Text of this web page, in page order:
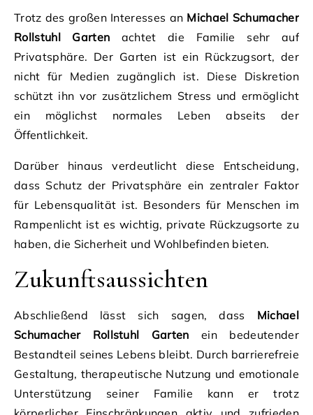
Trotz des großen Interesses an Michael Schumacher
Rollstuhl Garten achtet die Familie sehr auf
Privatsphäre. Der Garten ist ein Rückzugsort, der
nicht für Medien zugänglich ist. Diese Diskretion
schützt ihn vor zusätzlichem Stress und ermöglicht
ein möglichst normales Leben abseits der
Öffentlichkeit.
Darüber hinaus verdeutlicht diese Entscheidung,
dass Schutz der Privatsphäre ein zentraler Faktor
für Lebensqualität ist. Besonders für Menschen im
Rampenlicht ist es wichtig, private Rückzugsorte zu
haben, die Sicherheit und Wohlbefinden bieten.
Zukunftsaussichten
Abschließend lässt sich sagen, dass Michael
Schumacher Rollstuhl Garten ein bedeutender
Bestandteil seines Lebens bleibt. Durch barrierefreie
Gestaltung, therapeutische Nutzung und emotionale
Unterstützung seiner Familie kann er trotz